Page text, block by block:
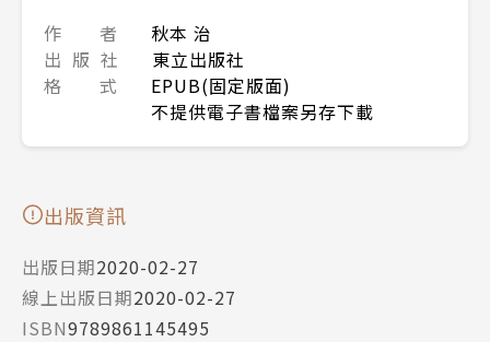
作 者
秋本 治
出 版 社
東立出版社
格 式
EPUB(固定版面)
不提供電子書檔案另存下載
出版資訊
出版日期2020-02-27
線上出版日期2020-02-27
ISBN9789861145495